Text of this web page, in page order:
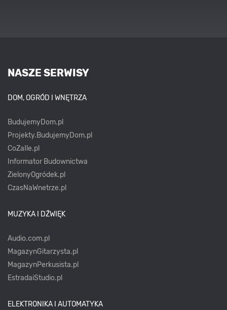
NASZE SERWISY
DOM, OGRÓD I WNĘTRZA
BudujemyDom.pl
Projekty.BudujemyDom.pl
CoZaIle.pl
Informator Budownictwa
ZielonyOgródek.pl
CzasNaWnetrze.pl
MUZYKA I DŹWIĘK
Audio.com.pl
MagazynGitarzysta.pl
MagazynPerkusista.pl
EstradaiStudio.pl
ELEKTRONIKA I AUTOMATYKA